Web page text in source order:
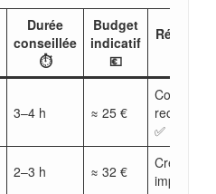
Durée
conseillée
⏱️
Budget
indicatif
💶
3–4 h ≈ 25 €
Coupe-file
✅
2–3 h ≈ 32 €
Créneau
impératif